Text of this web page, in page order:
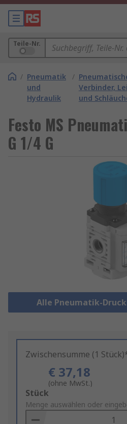
Teile-Nr.
/ Pneumatik
und
Hydraulik
/
Verbinder,
und
Festo MS
G 1/4 G
Alle Pneumatik-
Zwischensumme (1
€ 37,18
(ohne MwSt.)
Add
to
Basket
Stück
Menge auswählen oder